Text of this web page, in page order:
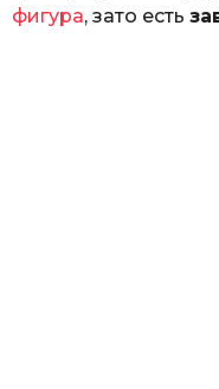
фигура, зато есть